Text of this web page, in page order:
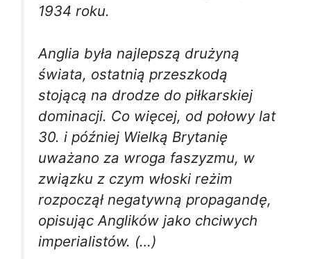
1934 roku.
Anglia była najlepszą drużyną
świata, ostatnią przeszkodą
stojącą na drodze do piłkarskiej
dominacji. Co więcej, od połowy lat
30. i później Wielką Brytanię
uważano za wroga faszyzmu, w
związku z czym włoski reżim
rozpoczął negatywną propagandę,
opisując Anglików jako chciwych
imperialistów. (…)